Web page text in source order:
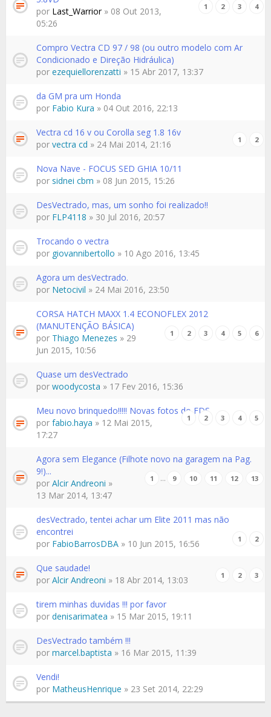
1 2 3 4
por Last_Warrior» 08 Out 2013,
05:26
Compro Vectra CD 97 / 98 (ou outro modelo com Ar
Condicionado e Direção Hidráulica)
por ezequiellorenzatti » 15 Abr 2017, 13:37
da GM pra um Honda
por Fabio Kura » 04 Out 2016, 22:13
Vectra cd 16 v ou Corolla seg 1.8 16v
1 2
por vectra cd » 24 Mai 2014, 21:16
Nova Nave - FOCUS SED GHIA 10/11
por sidnei cbm » 08 Jun 2015, 15:26
DesVectrado, mas, um sonho foi realizado!!
por FLP4118 » 30 Jul 2016, 20:57
Trocando o vectra
por giovannibertollo » 10 Ago 2016, 13:45
Agora um desVectrado.
por Netocivil » 24 Mai 2016, 23:50
CORSA HATCH MAXX 1.4 ECONOFLEX 2012
(MANUTENÇÃO BÁSICA)
1 2 3 4 5 6
por Thiago Menezes » 29
Jun 2015, 10:56
Quase um desVectrado
por woodycosta » 17 Fev 2016, 15:36
Meu novo brinquedo!!!!! Novas fotos do FDS
1 2 3 4 5
por fabio.haya » 12 Mai 2015,
17:27
Agora sem Elegance (Filhote novo na garagem na Pag.
9!)...
1 … 9 10 11 12 13
por Alcir Andreoni »
13 Mar 2014, 13:47
desVectrado, tentei achar um Elite 2011 mas não
encontrei
1 2
por FabioBarrosDBA » 10 Jun 2015, 16:56
Que saudade!
1 2 3
por Alcir Andreoni » 18 Abr 2014, 13:03
tirem minhas duvidas !!! por favor
por denisarimatea » 15 Mar 2015, 19:11
DesVectrado também !!!
por marcel.baptista » 16 Mar 2015, 11:39
Vendi!
por MatheusHenrique » 23 Set 2014, 22:29